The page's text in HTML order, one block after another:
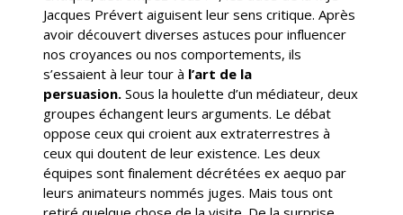
Jacques Prévert aiguisent leur sens critique. Après
avoir découvert diverses astuces pour influencer
nos croyances ou nos comportements, ils
s’essaient à leur tour à l’art de la
persuasion. Sous la houlette d’un médiateur, deux
groupes échangent leurs arguments. Le débat
oppose ceux qui croient aux extraterrestres à
ceux qui doutent de leur existence. Les deux
équipes sont finalement décrétées ex aequo par
leurs animateurs nommés juges. Mais tous ont